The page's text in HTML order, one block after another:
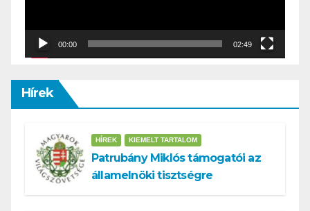
00:00 02:49
Hírek
HÍREK KIEMELT TARTALOM
Patrubány Miklós támogatói az
államelnöki tisztségre